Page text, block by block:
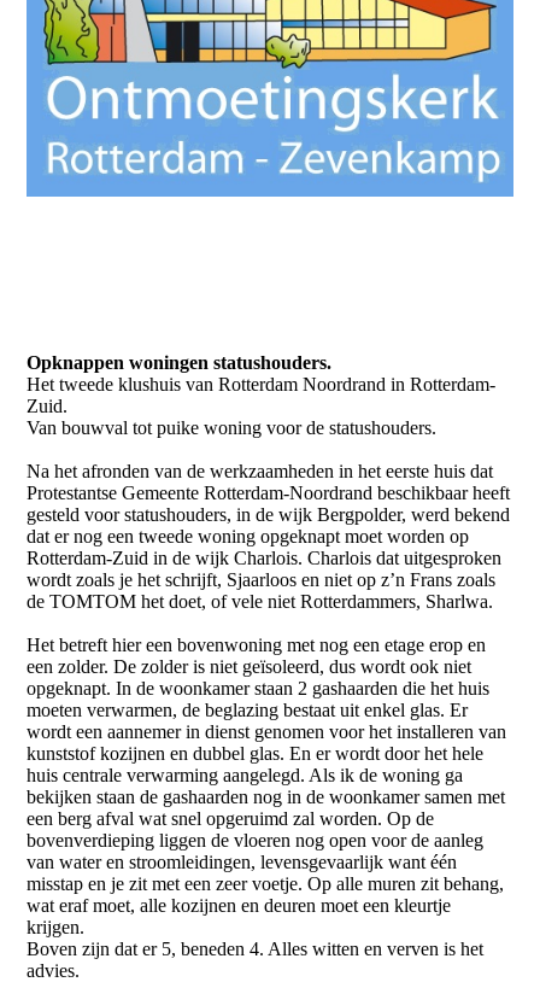
Opknappen woningen statushouders.
Het tweede klushuis van Rotterdam Noordrand in Rotterdam-
Zuid.
Van bouwval tot puike woning voor de statushouders.
Na het afronden van de werkzaamheden in het eerste huis dat
Protestantse Gemeente Rotterdam-Noordrand beschikbaar heeft
gesteld voor statushouders, in de wijk Bergpolder, werd bekend
dat er nog een tweede woning opgeknapt moet worden op
Rotterdam-Zuid in de wijk Charlois. Charlois dat uitgesproken
wordt zoals je het schrijft, Sjaarloos en niet op z’n Frans zoals
de TOMTOM het doet, of vele niet Rotterdammers, Sharlwa.
Het betreft hier een bovenwoning met nog een etage erop en
een zolder. De zolder is niet geïsoleerd, dus wordt ook niet
opgeknapt. In de woonkamer staan 2 gashaarden die het huis
moeten verwarmen, de beglazing bestaat uit enkel glas. Er
wordt een aannemer in dienst genomen voor het installeren van
kunststof kozijnen en dubbel glas. En er wordt door het hele
huis centrale verwarming aangelegd. Als ik de woning ga
bekijken staan de gashaarden nog in de woonkamer samen met
een berg afval wat snel opgeruimd zal worden. Op de
bovenverdieping liggen de vloeren nog open voor de aanleg
van water en stroomleidingen, levensgevaarlijk want één
misstap en je zit met een zeer voetje. Op alle muren zit behang,
wat eraf moet, alle kozijnen en deuren moet een kleurtje
krijgen.
Boven zijn dat er 5, beneden 4. Alles witten en verven is het
advies.